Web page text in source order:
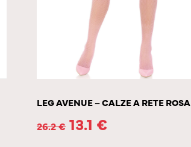
LEG AVENUE – CALZE A RETE ROSA
26.2€ 13.1 €